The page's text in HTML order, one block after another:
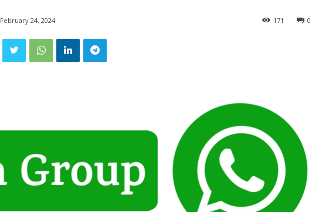
February 24, 2024 0
171